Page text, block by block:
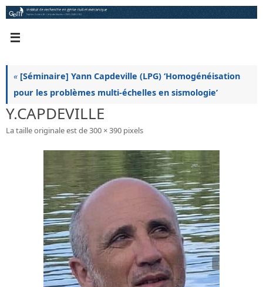
Passer
au
« [Séminaire] Yann Capdeville (LPG) ‘Homogénéisation
pour les problèmes multi-échelles en sismologie’
Y.CAPDEVILLE
La taille originale est de300 × 390 pixels